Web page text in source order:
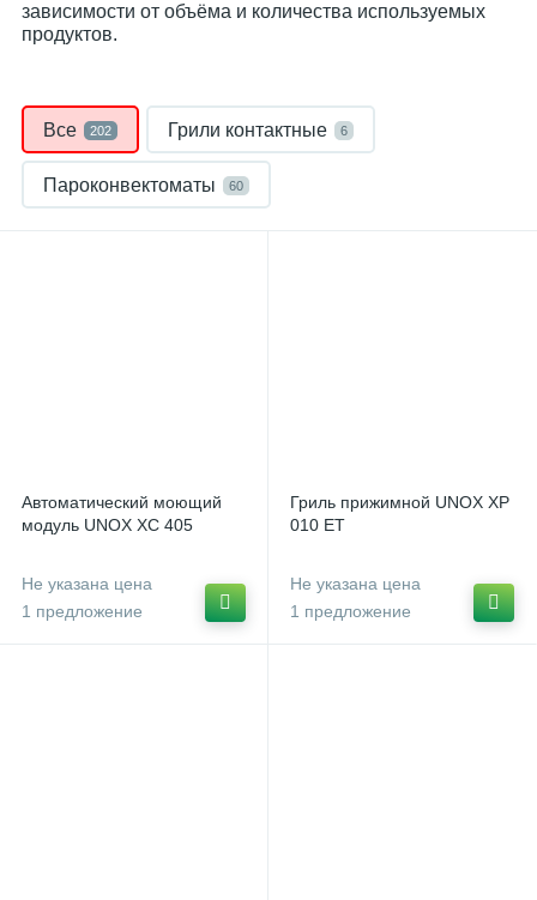
зависимости от объёма и количества используемых
продуктов.
Все 202 Грили контактные 6
Пароконвектоматы 60
Тележки-шпильки
Шкафы расстоечные 16
Автоматический моющий
модуль UNOX XC 405
Не указана цена
1 предложение
Гриль прижимной UNOX XP
010 ET
Не указана цена
1 предложение